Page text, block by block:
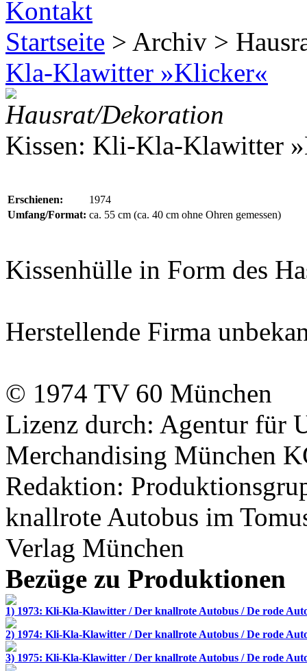
Startseite > Archiv >
Kla-Klawitter »Klicker«
Hausrat/Dekoration
Kissen: Kli-Kla-Klawitter
Erschienen:
1974
Umfang/Format: ca. 55 cm (ca. 40 cm ohne Ohren gemessen)
Kissenhülle in Form des
Herstellende Firma
© 1974 TV 60 München
Lizenz durch: Agentur für
Merchandising München
Redaktion:
knallrote Autobus im
Verlag München
Bezüge zu Produktionen
1) 1973: Kli-Kla-Klawitter / Der knallrote Autobus / De rode
2) 1974: Kli-Kla-Klawitter / Der knallrote Autobus / De rode
3) 1975: Kli-Kla-Klawitter / Der knallrote Autobus / De rode